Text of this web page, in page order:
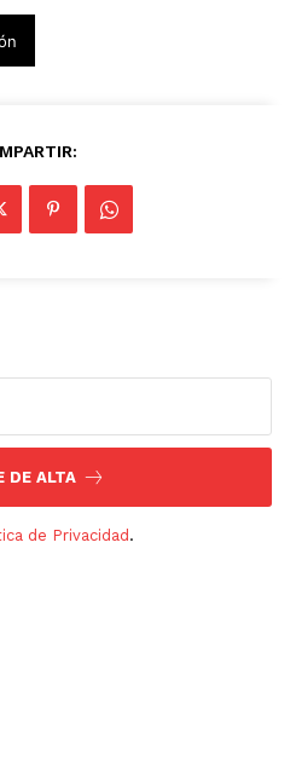
DE ALTA
de Privacidad .